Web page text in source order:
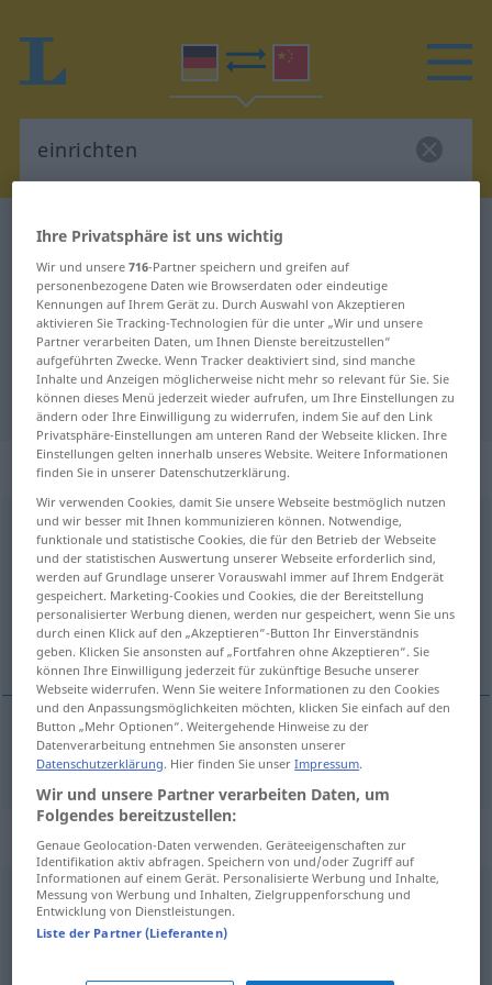
Deutsch-Chinesisch Wörterbuch
Deutsch-Chinesisch Übersetzung
für "einrichten"
"einrichten" Chinesisch
Übersetzung
„einrichten“
einrichten
Übersicht aller Übersetzungen
(Für mehr Details die Übersetzung anklicken/antippen)
布置
布置[bùzhì] einrichtenZimmer
Synonyme für "einrichten"
einarbeiten,installieren,einsetzen
zusammenfügen
Ihre Privatsphäre ist uns wichtig
Wir und unsere716-Partner speichern und greifen auf
personenbezogene Daten wie Browserdaten oder eindeutige
Kennungen auf Ihrem Gerät zu. Durch Auswahl von Akzeptieren
aktivieren Sie Tracking-Technologien für die unter „Wir und unsere
Partner verarbeiten Daten, um Ihnen Dienste bereitzustellen“
aufgeführten Zwecke. Wenn Tracker deaktiviert sind, sind manche
Inhalte und Anzeigen möglicherweise nicht mehr so relevant für Sie. Sie
können dieses Menü jederzeit wieder aufrufen, um Ihre Einstellungen zu
ändern oder Ihre Einwilligung zu widerrufen, indem Sie auf den Link
Privatsphäre-Einstellungen am unteren Rand der Webseite klicken. Ihre
Einstellungen gelten innerhalb unseres Website. Weitere Informationen
finden Sie in unserer Datenschutzerklärung.
Wir verwenden Cookies, damit Sie unsere Webseite bestmöglich nutzen
und wir besser mit Ihnen kommunizieren können. Notwendige,
funktionale und statistische Cookies, die für den Betrieb der Webseite
und der statistischen Auswertung unserer Webseite erforderlich sind,
werden auf Grundlage unserer Vorauswahl immer auf Ihrem Endgerät
gespeichert. Marketing-Cookies und Cookies, die der Bereitstellung
personalisierter Werbung dienen, werden nur gespeichert, wenn Sie uns
durch einen Klick auf den „Akzeptieren“-Button Ihr Einverständnis
geben. Klicken Sie ansonsten auf „Fortfahren ohne Akzeptieren“. Sie
können Ihre Einwilligung jederzeit für zukünftige Besuche unserer
Webseite widerrufen. Wenn Sie weitere Informationen zu den Cookies
und den Anpassungsmöglichkeiten möchten, klicken Sie einfach auf den
Button „Mehr Optionen“. Weitergehende Hinweise zu der
Datenverarbeitung entnehmen Sie ansonsten unserer
Datenschutzerklärung. Hier finden Sie unserImpressum.
Wir und unsere Partner verarbeiten Daten, um
Folgendes bereitzustellen:
Genaue Geolocation-Daten verwenden. Geräteeigenschaften zur
Identifikation aktiv abfragen. Speichern von und/oder Zugriff auf
Informationen auf einem Gerät. Personalisierte Werbung und Inhalte,
Messung von Werbung und Inhalten, Zielgruppenforschung und
Entwicklung von Dienstleistungen.
Liste der Partner (Lieferanten)